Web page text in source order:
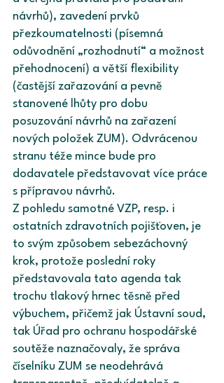
návrhů), zavedení prvků
přezkoumatelnosti (písemná
odůvodnění „rozhodnutí“ a možnost
přehodnocení) a větší flexibility
(častější zařazování a pevně
stanovené lhůty pro dobu
posuzování návrhů na zařazení
nových položek ZUM). Odvrácenou
stranu téže mince bude pro
dodavatele představovat více práce
s přípravou návrhů.
Z pohledu samotné VZP, resp. i
ostatních zdravotních pojišťoven, je
to svým způsobem sebezáchovný
krok, protože poslední roky
představovala tato agenda tak
trochu tlakový hrnec těsně před
výbuchem, přičemž jak Ústavní soud,
tak Úřad pro ochranu hospodářské
soutěže naznačovaly, že správa
číselníku ZUM se neodehrává